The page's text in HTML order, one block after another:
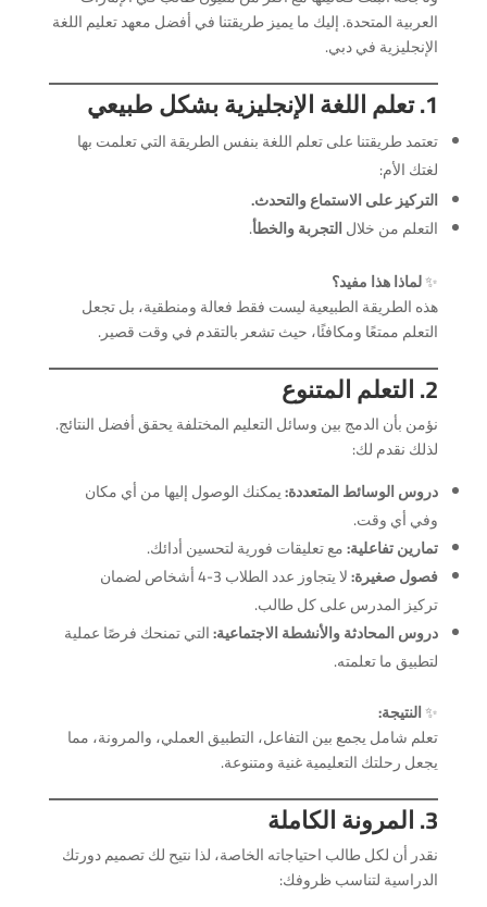
العربية المتحدة. إليك ما يميز طريقتنا في أفضل معهد تعليم اللغة
الإنجليزية في دبي.
1. تعلم اللغة الإنجليزية بشكل طبيعي
تعتمد طريقتنا على تعلم اللغة بنفس الطريقة التي تعلمت بها
لغتك الأم:
التركيز على الاستماع والتحدث.
التعلم من خلالالتجربة والخطأ.
✨لماذا هذا مفيد؟
هذه الطريقة الطبيعية ليست فقط فعالة ومنطقية، بل تجعل
التعلم ممتعًا ومكافئًا، حيث تشعر بالتقدم في وقت قصير.
2. التعلم المتنوع
نؤمن بأن الدمج بين وسائل التعليم المختلفة يحقق أفضل النتائج.
لذلك نقدم لك:
دروس الوسائط المتعددة:يمكنك الوصول إليها من أي مكان
وفي أي وقت.
تمارين تفاعلية:مع تعليقات فورية لتحسين أدائك.
فصول صغيرة:
لا يتجاوز عدد الطلاب 3-4 أشخاص لضمان
تركيز المدرس على كل طالب.
دروس المحادثة والأنشطة الاجتماعية:التي تمنحك فرصًا عملية
لتطبيق ما تعلمته.
✨النتيجة:
تعلم شامل يجمع بين التفاعل، التطبيق العملي، والمرونة، مما
يجعل رحلتك التعليمية غنية ومتنوعة.
3. المرونة الكاملة
نقدر أن لكل طالب احتياجاته الخاصة، لذا نتيح لك تصميم دورتك
الدراسية لتناسب ظروفك: